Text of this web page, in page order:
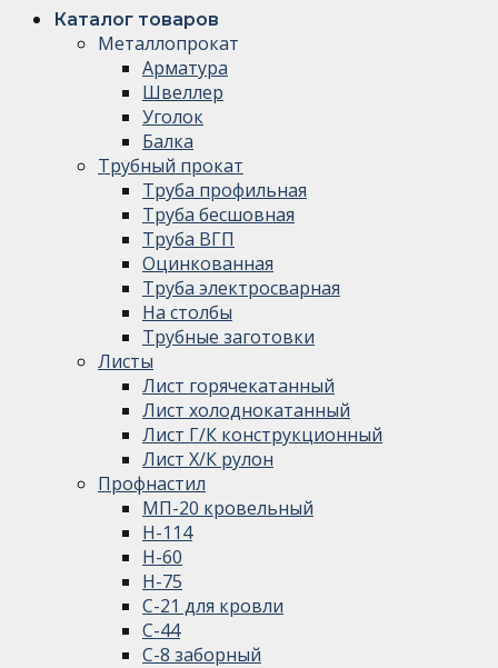
Каталог товаров
Металлопрокат
Арматура
Швеллер
Уголок
Балка
Трубный прокат
Труба профильная
Труба бесшовная
Труба ВГП
Оцинкованная
Труба электросварная
На столбы
Трубные заготовки
Листы
Лист горячекатанный
Лист холоднокатанный
Лист Г/К конструкционный
Лист Х/К рулон
Профнастил
МП-20 кровельный
Н-114
Н-60
Н-75
С-21 для кровли
С-44
С-8 заборный